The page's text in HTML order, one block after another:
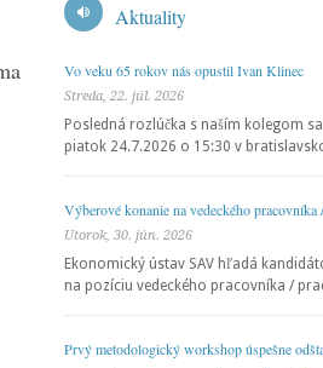
Vývoj a perspektívy svetovej
Centrá hospodárskej
multipolárnom svete
Aktuality
Vo veku 65 rokov nás opustil Ivan Klinec
Streda, 22. júl. 2026
Posledná rozlúčka s naším kolegom
piatok 24.7.2026 o 15:30 v
Výberové konanie na vedeckého pracovníka
Utorok, 30. jún. 2026
Ekonomický ústav SAV hľadá
na pozíciu vedeckého pracovníka /
Prvý metodologický workshop úspešne